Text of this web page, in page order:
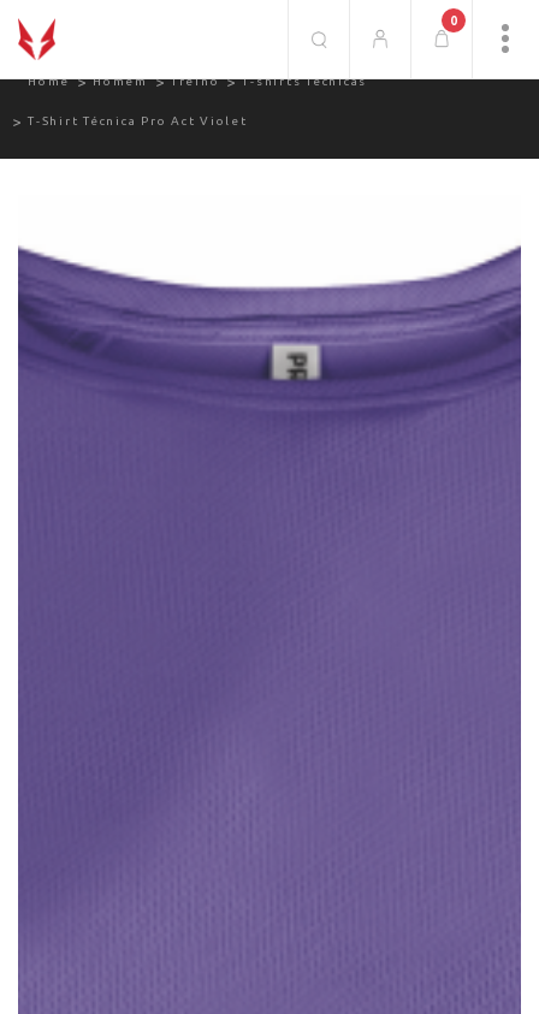
0
T-Shirt Técnica Pro Act Violet.
Home Homem Treino T-shirts Técnicas
T-Shirt Técnica Pro Act Violet